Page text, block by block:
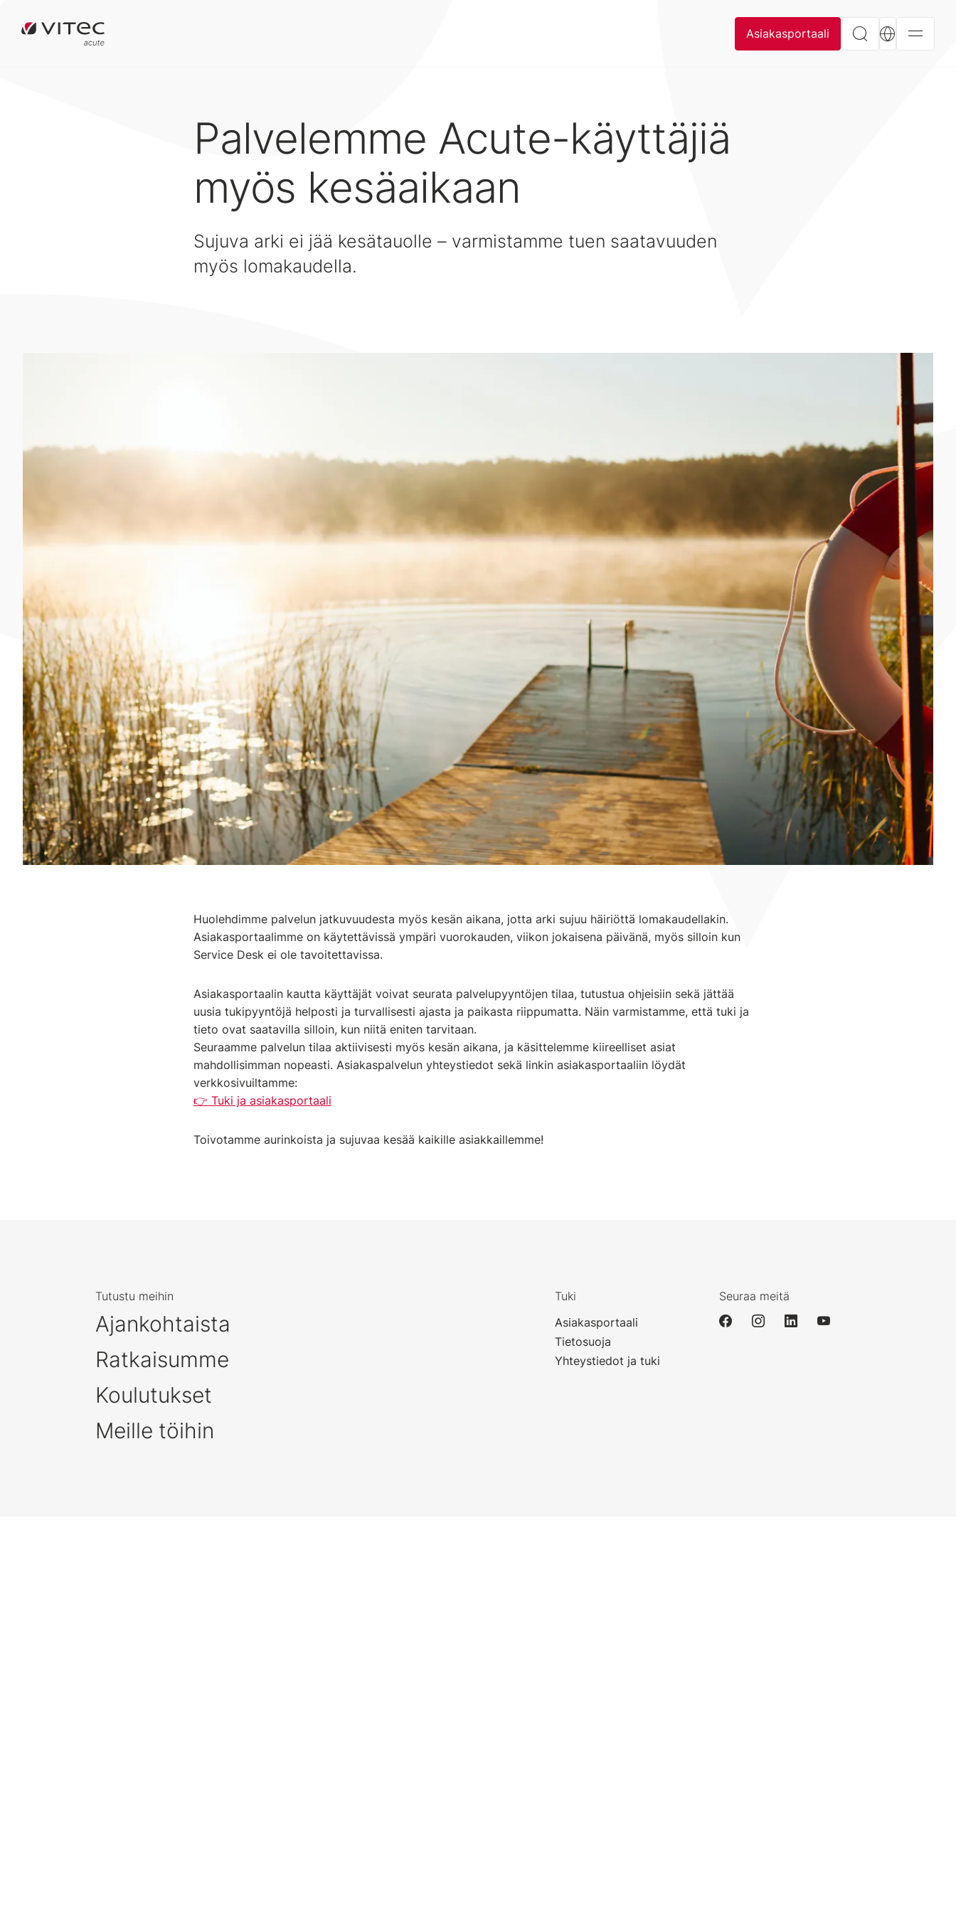
Asiakasportaali
Palvelemme Acute-käyttäjiä
myös kesäaikaan
Sujuva arki ei jää kesätauolle – varmistamme tuen saatavuuden
myös lomakaudella.
Huolehdimme palvelun jatkuvuudesta myös kesän aikana, jotta arki sujuu häiriöttä lomakaudellakin.
Asiakasportaalimme on käytettävissä ympäri vuorokauden, viikon jokaisena päivänä, myös silloin kun
Service Desk ei ole tavoitettavissa.
Asiakasportaalin kautta käyttäjät voivat seurata palvelupyyntöjen tilaa, tutustua ohjeisiin sekä jättää
uusia tukipyyntöjä helposti ja turvallisesti ajasta ja paikasta riippumatta. Näin varmistamme, että tuki ja
tieto ovat saatavilla silloin, kun niitä eniten tarvitaan.
Seuraamme palvelun tilaa aktiivisesti myös kesän aikana, ja käsittelemme kiireelliset asiat
mahdollisimman nopeasti. Asiakaspalvelun yhteystiedot sekä linkin asiakasportaaliin löydät
verkkosivuiltamme:
👉 Tuki ja asiakasportaali
Toivotamme aurinkoista ja sujuvaa kesää kaikille asiakkaillemme!
Tutustu meihin
Ajankohtaista
Ratkaisumme
Koulutukset
Meille töihin
Tuki
Asiakasportaali
Tietosuoja
Yhteystiedot ja tuki
Seuraa meitä